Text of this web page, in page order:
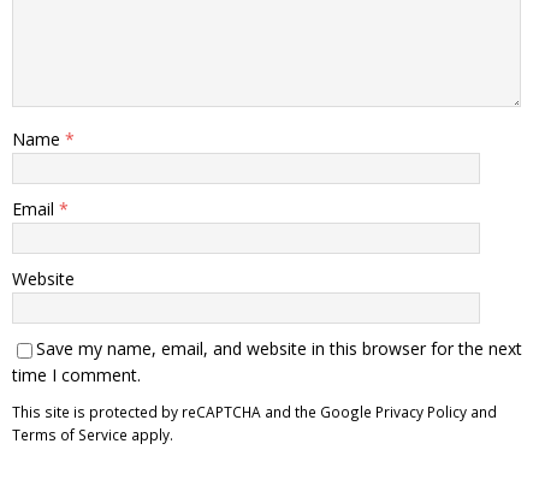
Name *
Email *
Website
Save my name, email, and website in this browser for the next
time I comment.
This site is protected by reCAPTCHA and the Google Privacy Policy and
Terms of Service apply.